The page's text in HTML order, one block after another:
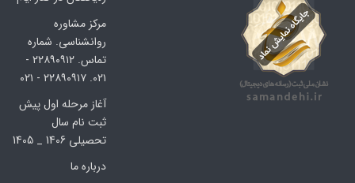
مرکز مشاوره
روانشناسی. شماره
تماس. ۲۲۸۹۰۹۱۲ -
۰۲۱. ۲۲۸۹۰۹۱۷ - ۰۲۱
آغاز مرحله اول پیش
ثبت نام سال
تحصیلی 1406 _ 1405
درباره ما